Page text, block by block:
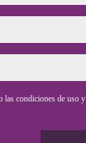
las condiciones de uso y